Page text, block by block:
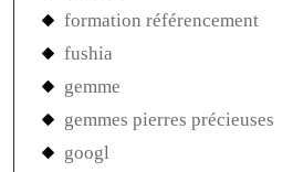
formation référencement
fushia
gemme
gemmes pierres précieuses
googl